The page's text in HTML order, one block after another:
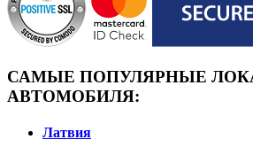
САМЫЕ ПОПУЛЯРНЫЕ
АВТОМОБИЛЯ:
Латвия